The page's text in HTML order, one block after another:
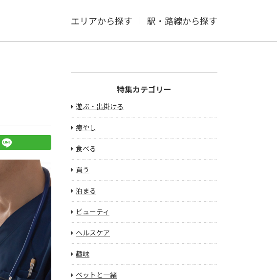
エリアから探す 駅・路線から探す
特集カテゴリー
遊ぶ・出掛ける
癒やし
食べる
買う
泊まる
ビューティ
ヘルスケア
趣味
ペットと一緒